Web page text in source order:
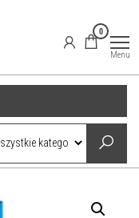
0
Menu